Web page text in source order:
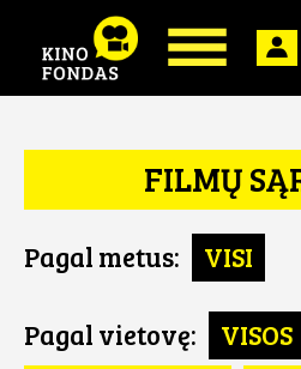
FILMŲ
Pagal metus: VISI
Pagal vietovę:
VISOS